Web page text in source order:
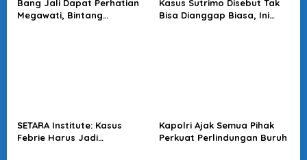
Bang Jali Dapat Perhatian
Megawati, Bintang
Kasus Sutrimo Disebut Tak
Bisa Dianggap Biasa, Ini
SETARA Institute: Kasus
Febrie Harus Jadi
Kapolri Ajak Semua Pihak
Perkuat Perlindungan Buruh